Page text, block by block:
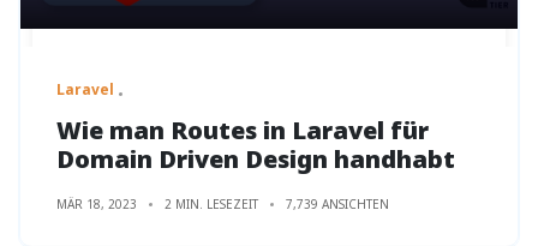
Laravel
Wie man Routes in Laravel für
Domain Driven Design handhabt
MÄR 18, 2023 2 MIN. LESEZEIT 7,739 ANSICHTEN